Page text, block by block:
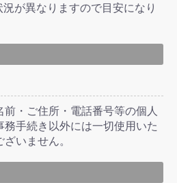
が異なりますので目安になり
・ご住所・電話番号等の個人
手続き以外には一切使用いた
いません。